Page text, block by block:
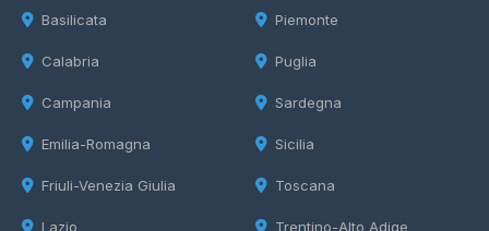
Basilicata
Calabria
Campania
Emilia-Romagna
Friuli-Venezia Giulia
Lazio
Piemonte
Puglia
Sardegna
Sicilia
Toscana
Trentino-Alto Adige